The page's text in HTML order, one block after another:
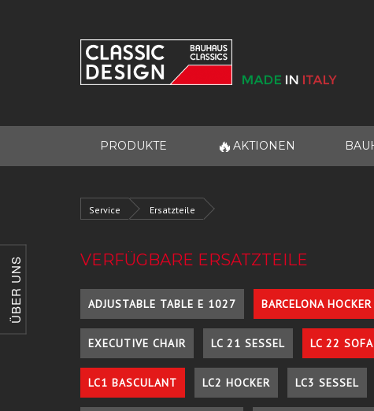
ÜBER UNS
PRODUKTE 🔥 AKTIONEN
Service Ersatzteile
VERFÜGBARE ERSATZTEILE
ADJUSTABLE TABLE E 1027 BARCELONA HOCKER
EXECUTIVE CHAIR LC 21 SESSEL LC 22
LC1 BASCULANT LC2 HOCKER LC3 SESSEL